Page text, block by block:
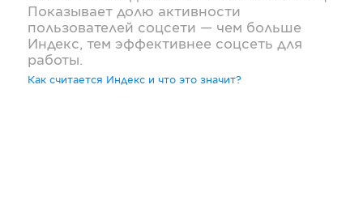
Показывает долю активности
пользователей соцсети — чем больше
Индекс, тем эффективнее соцсеть для
работы.
Как считается Индекс и что это значит?